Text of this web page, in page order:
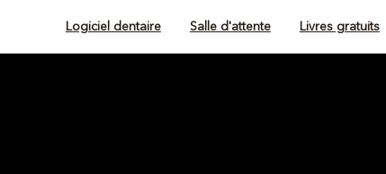
Logiciel dentaire Salle d'attente Livres gratuits